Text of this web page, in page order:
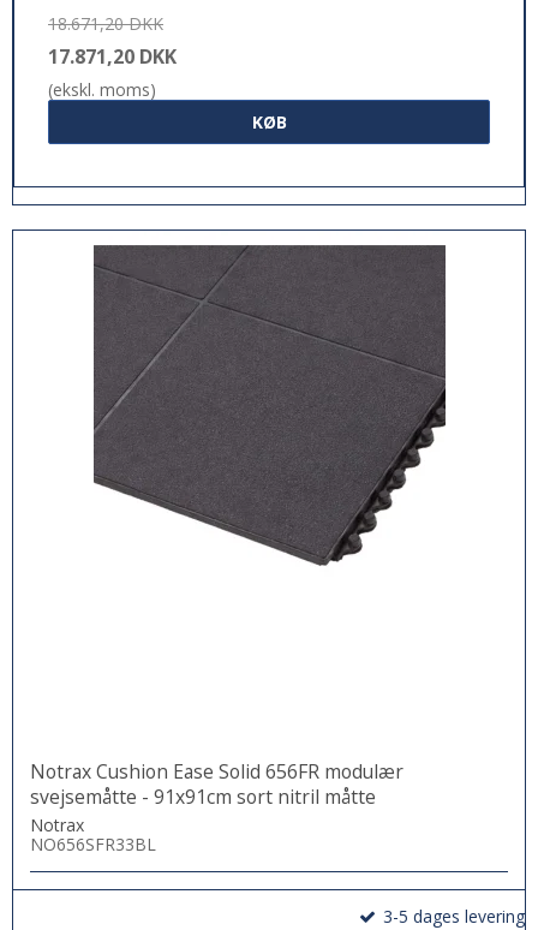
18.671,20 DKK
17.871,20 DKK
(ekskl. moms)
KØB
Notrax Cushion Ease Solid 656FR modulær
svejsemåtte - 91x91cm sort nitril måtte
Notrax
NO656SFR33BL
3-5 dages levering